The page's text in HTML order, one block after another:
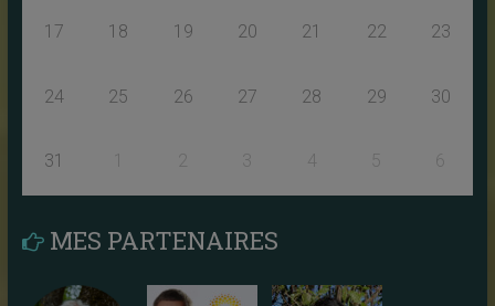
17 18 19 20 21 22 23
24 25 26 27 28 29 30
31 2 3 5 6
MES PARTENAIRES